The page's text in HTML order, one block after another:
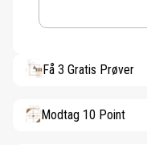
Få 3 Gratis Prøver
Modtag 10 Point